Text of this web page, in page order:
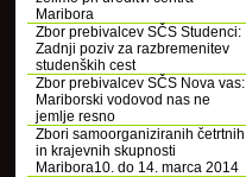
Maribora
Zbor prebivalcev SČS Studenci:
Zadnji poziv za razbremenitev
studenških cest
Zbor prebivalcev SČS Nova vas:
Mariborski vodovod nas ne
jemlje resno
Zbori samoorganiziranih četrtnih
in krajevnih skupnosti
Maribora10. do 14. marca 2014